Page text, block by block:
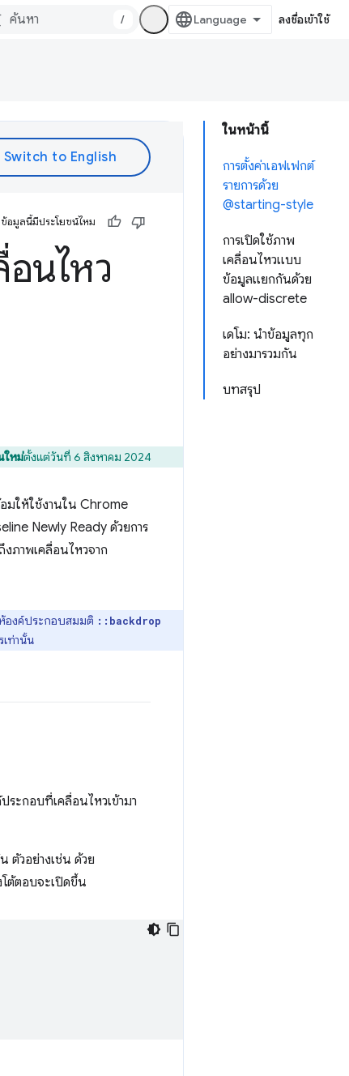
/ ลงชื่อเข้าใช้
ในหน้านี้
การตั้งค่าเอฟเฟกต์
รายการด้วย
@starting-style
การเปิดใช้ภาพ
เคลื่อนไหวแบบ
ข้อมูลแยกกันด้วย
allow-discrete
เดโม: นำข้อมูลทุก
อย่างมารวมกัน
บทสรุป
ข้อมูลนี้มีประโยชน์ไหม
นไหว
ใหม่ตั้งแต่วันที่ 6 สิงหาคม 2024
มให้ใช้งานใน Chrome
Newly Ready ด้วยการ
ภาพเคลื่อนไหวจาก
ห้องค์ประกอบสมมติ ::backdrop
เท่านั้น
ะกอบที่เคลื่อนไหวเข้ามา
ตัวอย่างเช่น ด้วย
ต้ตอบจะเปิดขึ้น